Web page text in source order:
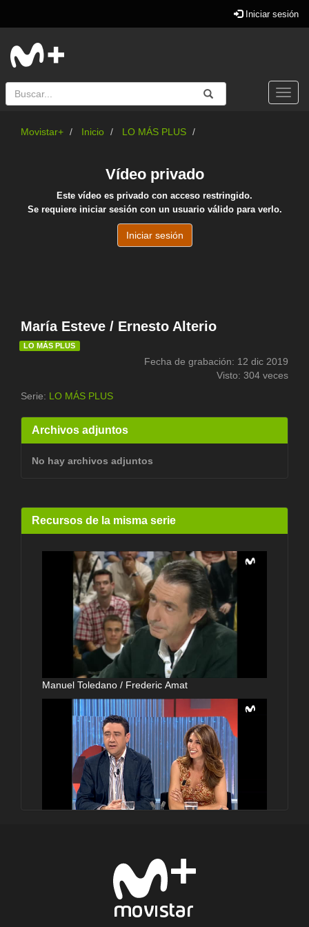
Iniciar sesión
Buscar Enviar
Buscar
Movistar+ Inicio LO MÁS PLUS
María Esteve / Ernesto Alterio
LO MÁS PLUS
Fecha de grabación: 12 dic 2019
Visto: 304 veces
Serie: LO MÁS PLUS
Archivos adjuntos
No hay archivos adjuntos
Recursos de la misma serie
Manuel Toledano / Frederic Amat